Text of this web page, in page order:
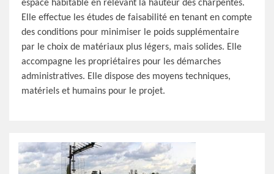
espace habitable en relevant la hauteur des charpentes.
Elle effectue les études de faisabilité en tenant en compte
des conditions pour minimiser le poids supplémentaire
par le choix de matériaux plus légers, mais solides. Elle
accompagne les propriétaires pour les démarches
administratives. Elle dispose des moyens techniques,
matériels et humains pour le projet.